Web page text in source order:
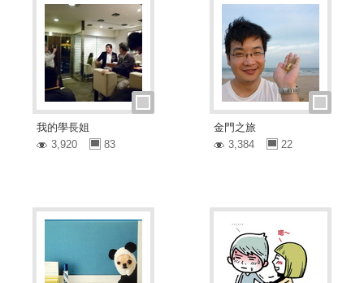
我的學長姐
3,920
83
金門之旅
3,384
22